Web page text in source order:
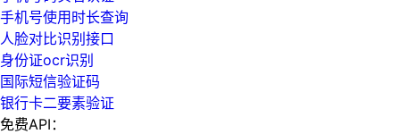
手机号使用时长查询
人脸对比识别接口
身份证ocr识别
国际短信验证码
银行卡二要素验证
免费API：